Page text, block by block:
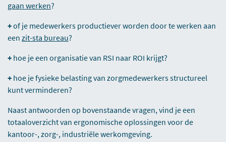
gaan werken?
+of je medewerkers productiever worden door te werken aan
een zit-sta bureau?
+ hoe je een organisatie van RSI naar ROI krijgt?
+ hoe je fysieke belasting van zorgmedewerkers structureel
kunt verminderen?
Naast antwoorden op bovenstaande vragen, vind je een
totaaloverzicht van ergonomische oplossingen voor de
kantoor-, zorg-, industriële werkomgeving.